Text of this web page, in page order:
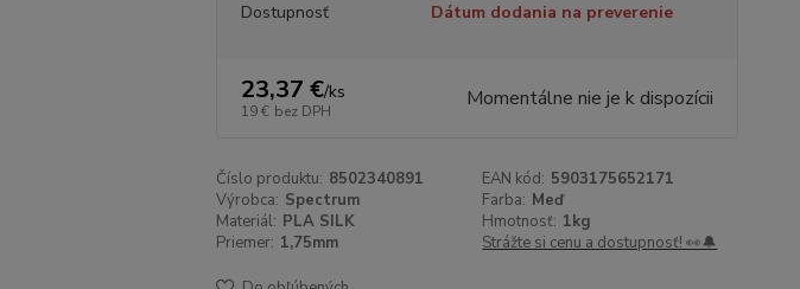
Dostupnosť Dátum dodania na preverenie
23,37 €/ks
19 € bez DPH Momentálne nie je k dispozícii
Číslo produktu: 8502340891 EAN kód: 5903175652171
Výrobca: Spectrum Farba: Meď
Materiál: PLA SILK Hmotnosť: 1kg
Priemer: 1,75mm Strážte si cenu a dostupnosť! 👀🔔